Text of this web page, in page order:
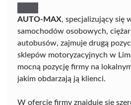
AUTO-MAX, specjalizujący się
samochodów osobowych,
autobusów, zajmuje drugą
sklepów motoryzacyjnych w
mocną pozycję firmy na
jakim obdarzają ją klienci.
W ofercie firmy znajduje się